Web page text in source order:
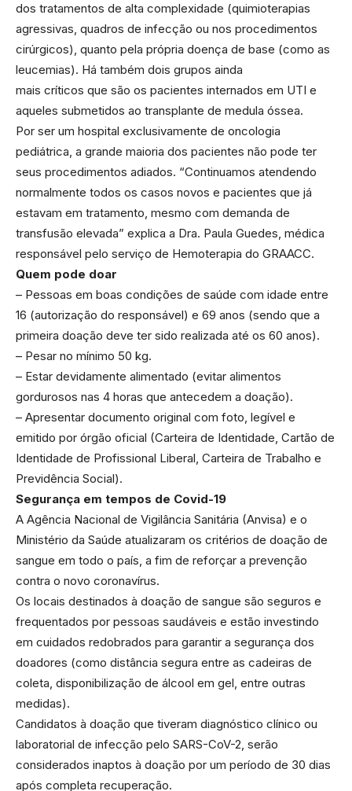
dos tratamentos de alta complexidade (quimioterapias
agressivas, quadros de infecção ou nos procedimentos
cirúrgicos), quanto pela própria doença de base (como as
leucemias). Há também dois grupos ainda
mais críticos que são os pacientes internados em UTI e
aqueles submetidos ao transplante de medula óssea.
Por ser um hospital exclusivamente de oncologia
pediátrica, a grande maioria dos pacientes não pode ter
seus procedimentos adiados. “Continuamos atendendo
normalmente todos os casos novos e pacientes que já
estavam em tratamento, mesmo com demanda de
transfusão elevada” explica a Dra. Paula Guedes, médica
responsável pelo serviço de Hemoterapia do GRAACC.
Quem pode doar
– Pessoas em boas condições de saúde com idade entre
16 (autorização do responsável) e 69 anos (sendo que a
primeira doação deve ter sido realizada até os 60 anos).
– Pesar no mínimo 50 kg.
– Estar devidamente alimentado (evitar alimentos
gordurosos nas 4 horas que antecedem a doação).
– Apresentar documento original com foto, legível e
emitido por órgão oficial (Carteira de Identidade, Cartão de
Identidade de Profissional Liberal, Carteira de Trabalho e
Previdência Social).
Segurança em tempos de Covid-19
A Agência Nacional de Vigilância Sanitária (Anvisa) e o
Ministério da Saúde atualizaram os critérios de doação de
sangue em todo o país, a fim de reforçar a prevenção
contra o novo coronavírus.
Os locais destinados à doação de sangue são seguros e
frequentados por pessoas saudáveis e estão investindo
em cuidados redobrados para garantir a segurança dos
doadores (como distância segura entre as cadeiras de
coleta, disponibilização de álcool em gel, entre outras
medidas).
Candidatos à doação que tiveram diagnóstico clínico ou
laboratorial de infecção pelo SARS-CoV-2, serão
considerados inaptos à doação por um período de 30 dias
após completa recuperação.